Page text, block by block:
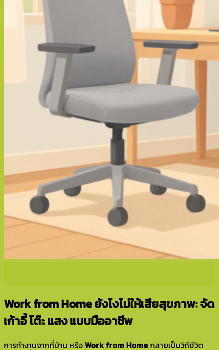
Work from Home ยังไงไม่ให้เสียสุขภาพ: จัด
เก้าอี้ โต๊ะ แสง แบบมืออาชีพ
การทำงานจากที่บ้าน หรือWork from Homeกลายเป็นวิถีชีวิต